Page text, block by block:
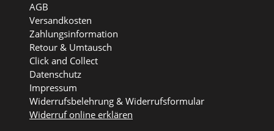
AGB
Versandkosten
Zahlungsinformation
Retour & Umtausch
Click and Collect
Datenschutz
Impressum
Widerrufsbelehrung & Widerrufsformular
Widerruf online erklären